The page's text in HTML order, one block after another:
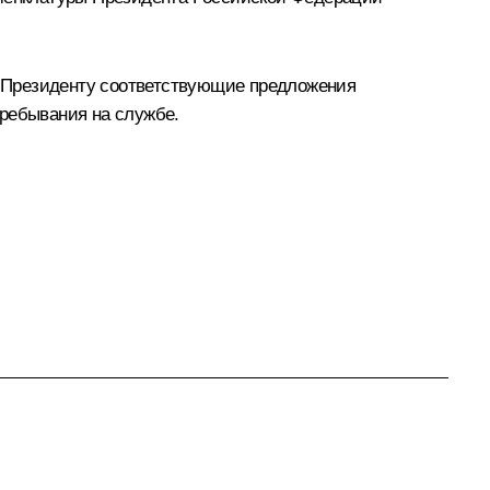
соответствующие предложения
на службе.